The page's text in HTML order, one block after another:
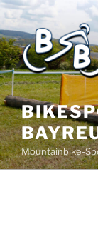
Mountainbike-